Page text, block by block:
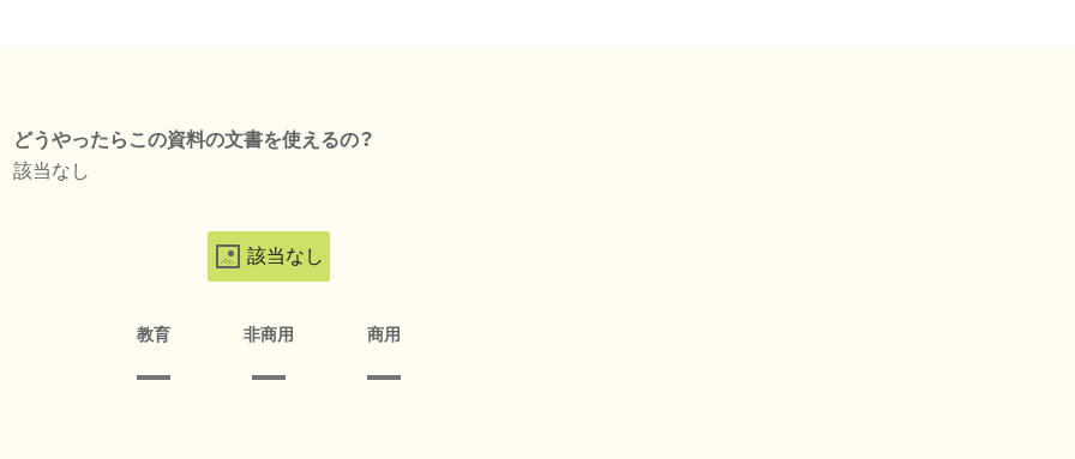
どうやったらこの資料の文書を使えるの？
該当なし
該当なし
教育 非商用 商用